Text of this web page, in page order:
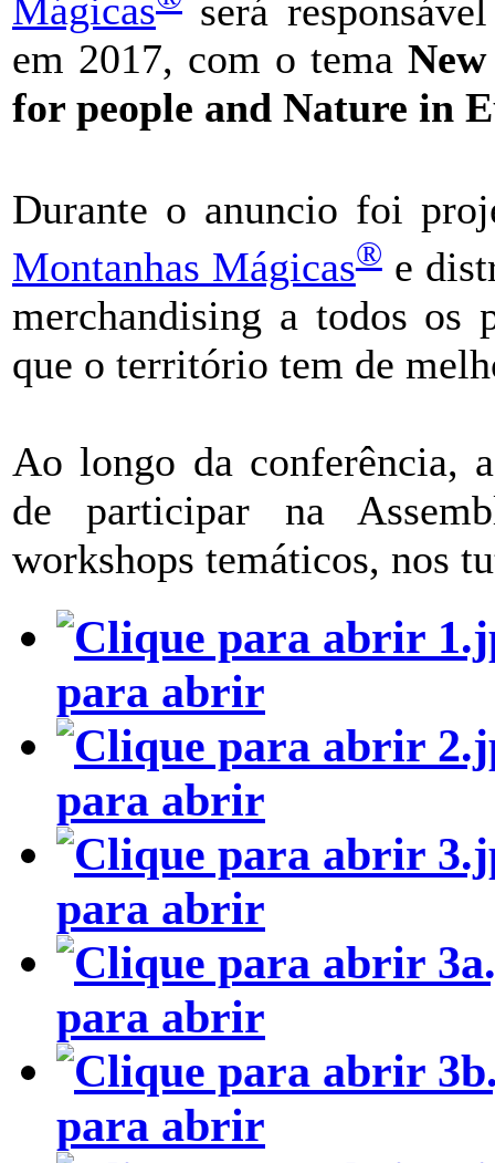
Mágicas
será
em 2017, com o tema
for people and Nature in
Durante o anuncio foi
Montanhas Mágicas®e
merchandising a todos os
que o território tem de
Ao longo da conferência,
de participar na
workshops temáticos, nos
para abrir
para abrir
para abrir
para abrir
para abrir